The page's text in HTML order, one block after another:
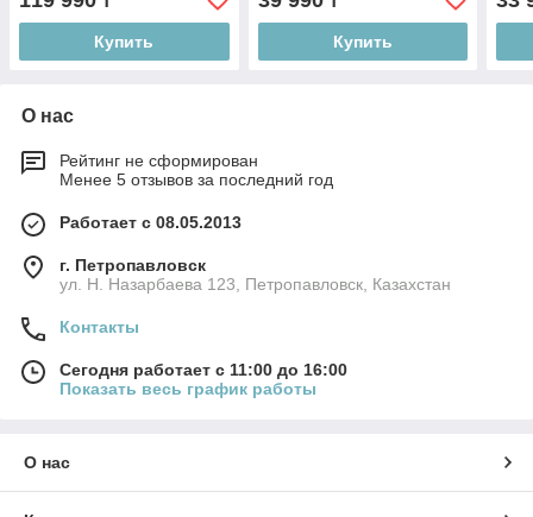
Купить Купить
О нас
Рейтинг не сформирован
Менее 5 отзывов за последний год
Работает с 08.05.2013
г. Петропавловск
ул. Н. Назарбаева 123, Петропавловск, Казахстан
Контакты
Сегодня работает с 11:00 до 16:00
Показать весь график работы
О нас